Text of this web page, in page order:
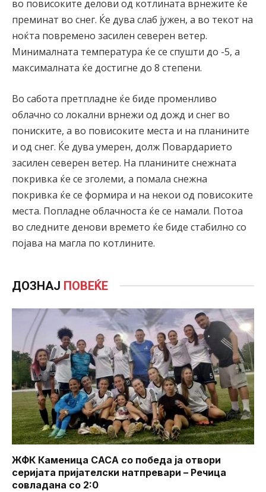
во повисоките делови од котлината врнежите ќе
преминат во снег. Ќе дува слаб јужен, а во текот на
ноќта повремено засилен северен ветер.
Минималната температура ќе се спушти до -5, а
максималната ќе достигне до 8 степени.
Во сабота претпладне ќе биде променливо
облачно со локални врнежи од дожд и снег во
пониските, а во повисоките места и на планините
и од снег. Ќе дува умерен, долж Повардарието
засилен северен ветер. На планините снежната
покривка ќе се зголеми, а помала снежна
покривка ќе се формира и на некои од повисоките
места. Попладне облачноста ќе се намали. Потоа
во следните денови времето ќе биде стабилно со
појава на магла по котлините.
ДОЗНАЈ ПОВЕЌЕ
ЖФК Каменица САСА со победа ја отвори
серијата пријателски натпревари – Речица
совладана со 2:0